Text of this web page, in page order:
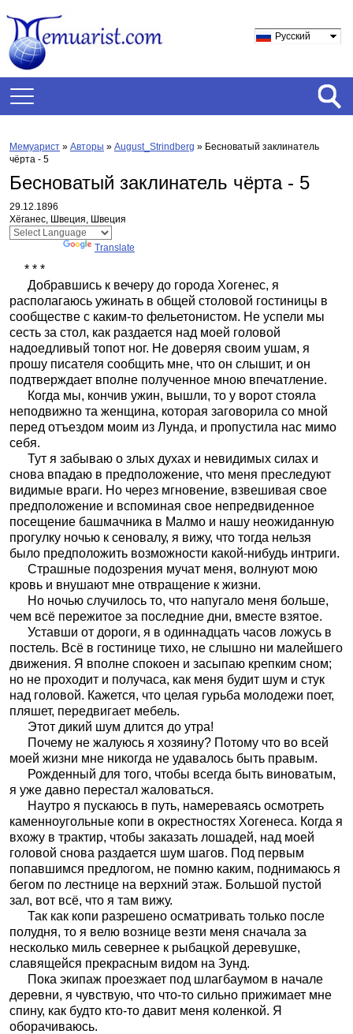
Русский
Мемуарист » Авторы » August_Strindberg » Бесноватый заклинатель
чёрта - 5
Бесноватый заклинатель чёрта - 5
29.12.1896
Хёганес, Швеция, Швеция
Translate
* * *
Добравшись к вечеру до города Хогенес, я
располагаюсь ужинать в общей столовой гостиницы в
сообществе с каким-то фельетонистом. Не успели мы
сесть за стол, как раздается над моей головой
надоедливый топот ног. Не доверяя своим ушам, я
прошу писателя сообщить мне, что он слышит, и он
подтверждает вполне полученное мною впечатление.
Когда мы, кончив ужин, вышли, то у ворот стояла
неподвижно та женщина, которая заговорила со мной
перед отъездом моим из Лунда, и пропустила нас мимо
себя.
Тут я забываю о злых духах и невидимых силах и
снова впадаю в предположение, что меня преследуют
видимые враги. Но через мгновение, взвешивая свое
предположение и вспоминая свое непредвиденное
посещение башмачника в Малмо и нашу неожиданную
прогулку ночью к сеновалу, я вижу, что тогда нельзя
было предположить возможности какой-нибудь интриги.
Страшные подозрения мучат меня, волнуют мою
кровь и внушают мне отвращение к жизни.
Но ночью случилось то, что напугало меня больше,
чем всё пережитое за последние дни, вместе взятое.
Уставши от дороги, я в одиннадцать часов ложусь в
постель. Всё в гостинице тихо, не слышно ни малейшего
движения. Я вполне спокоен и засыпаю крепким сном;
но не проходит и получаса, как меня будит шум и стук
над головой. Кажется, что целая гурьба молодежи поет,
пляшет, передвигает мебель.
Этот дикий шум длится до утра!
Почему не жалуюсь я хозяину? Потому что во всей
моей жизни мне никогда не удавалось быть правым.
Рожденный для того, чтобы всегда быть виноватым,
я уже давно перестал жаловаться.
Наутро я пускаюсь в путь, намереваясь осмотреть
каменноугольные копи в окрестностях Хогенеса. Когда я
вхожу в трактир, чтобы заказать лошадей, над моей
головой снова раздается шум шагов. Под первым
попавшимся предлогом, не помню каким, поднимаюсь я
бегом по лестнице на верхний этаж. Большой пустой
зал, вот всё, что я там вижу.
Так как копи разрешено осматривать только после
полудня, то я велю вознице везти меня сначала за
несколько миль севернее к рыбацкой деревушке,
славящейся прекрасным видом на Зунд.
Пока экипаж проезжает под шлагбаумом в начале
деревни, я чувствую, что что-то сильно прижимает мне
спину, как будто кто-то давит меня коленкой. Я
оборачиваюсь.